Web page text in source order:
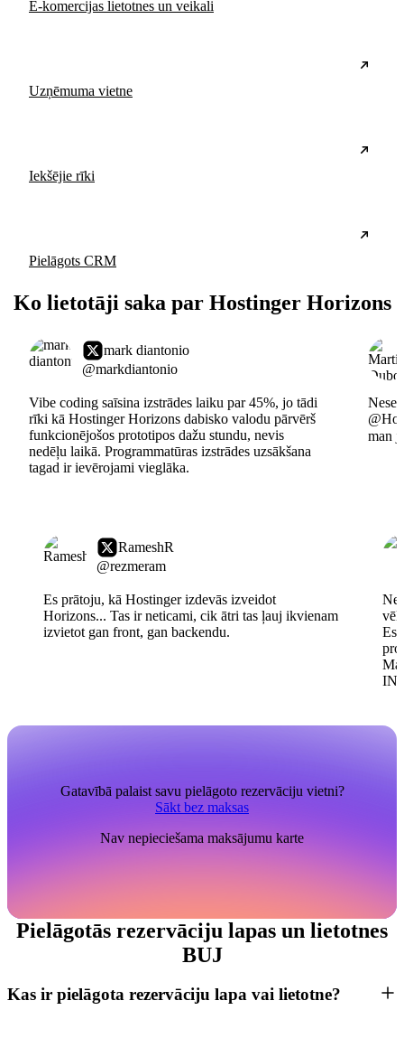
E-komercijas lietotnes un veikali
Uzņēmuma vietne
Iekšējie rīki
Pielāgots CRM
Ko lietotāji saka par Hostinger Horizons
mark diantonio
@markdiantonio
Vibe coding saīsina izstrādes laiku par 45%, jo tādi
rīki kā Hostinger Horizons dabisko valodu pārvērš
funkcionējošos prototipos dažu stundu, nevis
nedēļu laikā. Programmatūras izstrādes uzsākšana
tagad ir ievērojami vieglāka.
man
RameshR
@rezmeram
Es prātoju, kā Hostinger izdevās izveidot
Horizons... Tas ir neticami, cik ātri tas ļauj ikvienam
izvietot gan front, gan backendu.
Es
Gatavībā palaist savu pielāgoto rezervāciju vietni?
Sākt bez maksas
Nav nepieciešama maksājumu karte
Pielāgotās rezervāciju lapas un lietotnes
BUJ
Kas ir pielāgota rezervāciju lapa vai lietotne?